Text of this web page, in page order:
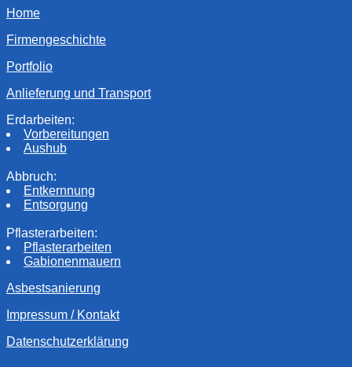
Home
Firmengeschichte
Portfolio
Anlieferung und Transport
Erdarbeiten:
Vorbereitungen
Aushub
Abbruch:
Entkernnung
Entsorgung
Pflasterarbeiten:
Pflasterarbeiten
Gabionenmauern
Asbestsanierung
Impressum / Kontakt
Datenschutzerklärung